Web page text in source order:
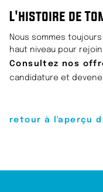
L'histoire de
Nous sommes
haut niveau pour
Consultez nos
candidature et
retour à l'aperçu